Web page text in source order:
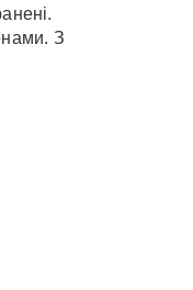
З